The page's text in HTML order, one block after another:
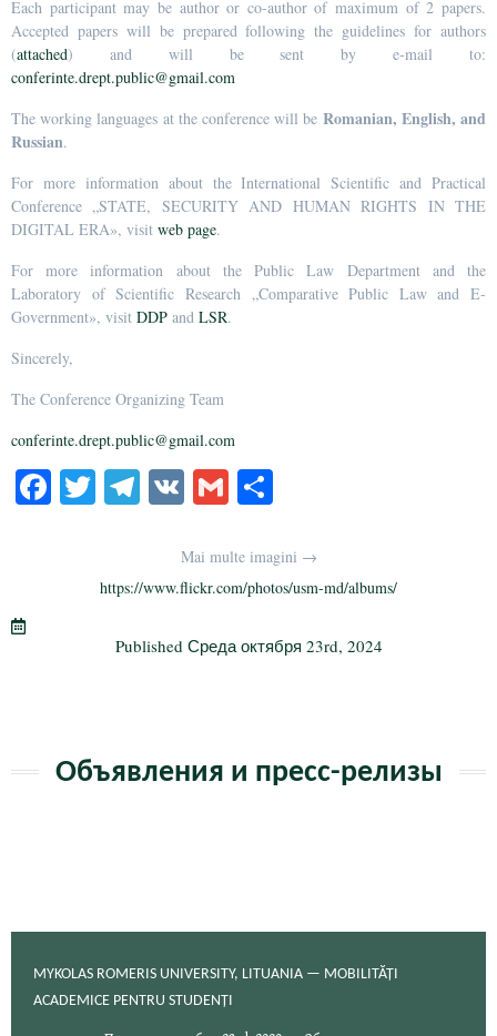
Each participant may be author or co-author of maximum of 2 papers.
Accepted papers will be prepared following the guidelines for authors
(attached) and will be sent by e-mail to:
conferinte.drept.public@gmail.com
The working languages at the conference will be Romanian, English, and
Russian.
For more information about the International Scientific and Practical
Conference „STATE, SECURITY AND HUMAN RIGHTS IN THE
DIGITAL ERA», visit web page.
For more information about the Public Law Department and the
Laboratory of Scientific Research „Comparative Public Law and E-
Government», visit DDP and LSR.
Sincerely,
The Conference Organizing Team
conferinte.drept.public@gmail.com
Fa T
r
Te
a
m
V G
ailр
а
в
и
Mai multe imagini →
https://www.flickr.com/photos/usm-md/albums/
Published Среда октября 23rd, 2024
Объявления и пресс-релизы
MYKOLAS ROMERIS UNIVERSITY, LITUANIA — MOBILITĂȚI
ACADEMICE PENTRU STUDENȚI